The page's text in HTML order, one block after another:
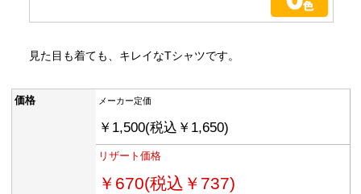
見た目も着ても、キレイなTシャツです。
価格 メーカー定価
￥1,500(税込￥1,650)
リザート価格
￥670(税込￥737)